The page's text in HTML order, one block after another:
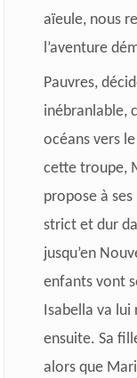
aïeule, nous
l’aventure
Pauvres,
inébranlable,
océans vers
cette troupe,
propose à
strict et dur
jusqu’en
enfants vont
Isabella va lui
ensuite. Sa
alors que